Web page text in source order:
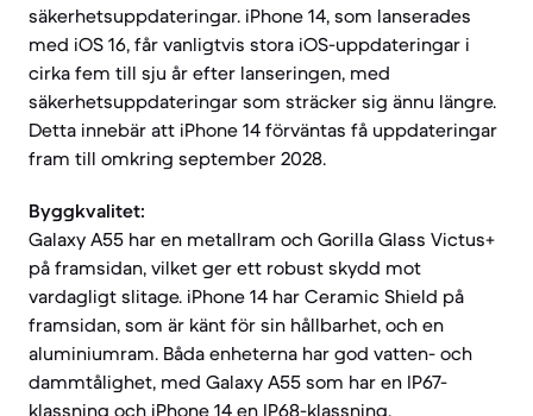
säkerhetsuppdateringar. iPhone 14, som lanserades
med iOS 16, får vanligtvis stora iOS-uppdateringar i
cirka fem till sju år efter lanseringen, med
säkerhetsuppdateringar som sträcker sig ännu längre.
Detta innebär att iPhone 14 förväntas få uppdateringar
fram till omkring september 2028.
Byggkvalitet:
Galaxy A55 har en metallram och Gorilla Glass Victus+
på framsidan, vilket ger ett robust skydd mot
vardagligt slitage. iPhone 14 har Ceramic Shield på
framsidan, som är känt för sin hållbarhet, och en
aluminiumram. Båda enheterna har god vatten- och
dammtålighet, med Galaxy A55 som har en IP67-
klassning och iPhone 14 en IP68-klassning.